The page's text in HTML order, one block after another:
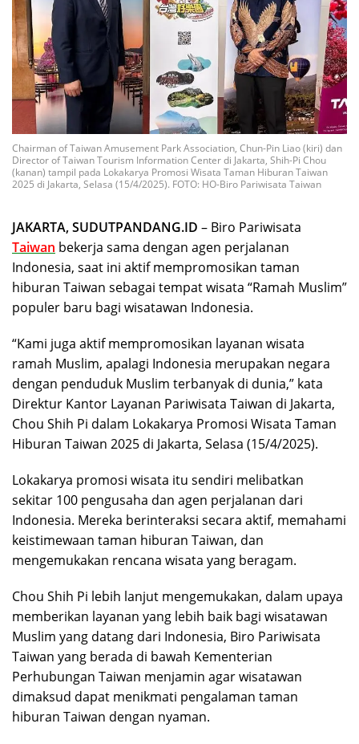
Chairman of Taiwan Amusement Park Association, Chun-Pin Liao (kiri) dan
Director of Taiwan Tourism Information Center di Jakarta, Shih-Pi Chou
(kanan) tampil pada Lokakarya Promosi Wisata Taman Hiburan Taiwan
2025 di Jakarta, Selasa (15/4/2025). FOTO: HO-Biro Pariwisata Taiwan
JAKARTA, SUDUTPANDANG.ID – Biro Pariwisata
Taiwan bekerja sama dengan agen perjalanan
Indonesia, saat ini aktif mempromosikan taman
hiburan Taiwan sebagai tempat wisata “Ramah Muslim”
populer baru bagi wisatawan Indonesia.
“Kami juga aktif mempromosikan layanan wisata
ramah Muslim, apalagi Indonesia merupakan negara
dengan penduduk Muslim terbanyak di dunia,” kata
Direktur Kantor Layanan Pariwisata Taiwan di Jakarta,
Chou Shih Pi dalam Lokakarya Promosi Wisata Taman
Hiburan Taiwan 2025 di Jakarta, Selasa (15/4/2025).
Lokakarya promosi wisata itu sendiri melibatkan
sekitar 100 pengusaha dan agen perjalanan dari
Indonesia. Mereka berinteraksi secara aktif, memahami
keistimewaan taman hiburan Taiwan, dan
mengemukakan rencana wisata yang beragam.
Chou Shih Pi lebih lanjut mengemukakan, dalam upaya
memberikan layanan yang lebih baik bagi wisatawan
Muslim yang datang dari Indonesia, Biro Pariwisata
Taiwan yang berada di bawah Kementerian
Perhubungan Taiwan menjamin agar wisatawan
dimaksud dapat menikmati pengalaman taman
hiburan Taiwan dengan nyaman.